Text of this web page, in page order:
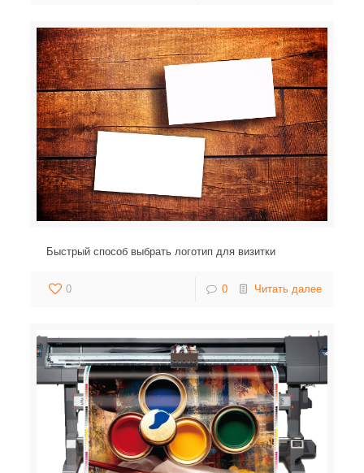
Быстрый способ выбрать логотип для визитки
0 0 Читать далее